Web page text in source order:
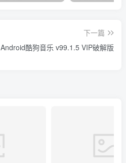
下一篇
Android酷狗音乐 v99.1.5 VIP破解版